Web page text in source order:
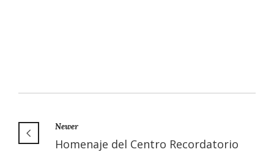
Newer
Homenaje del Centro Recordatorio